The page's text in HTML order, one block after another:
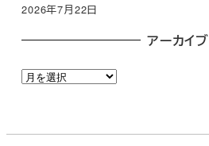
2026年7月22日
アーカイブ
ア
イ